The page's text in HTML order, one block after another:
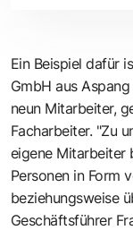
Ein Beispiel dafür
GmbH aus
neun Mitarbeiter,
Facharbeiter. "Zu
eigene Mitarbeiter
Personen in Form
beziehungsweise
Geschäftsführer